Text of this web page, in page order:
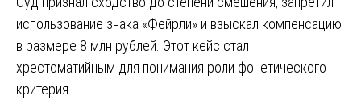
использование знака «Фейрли» и взыскал компенсацию
в размере 8 млн рублей. Этот кейс стал
хрестоматийным для понимания роли фонетического
критерия.